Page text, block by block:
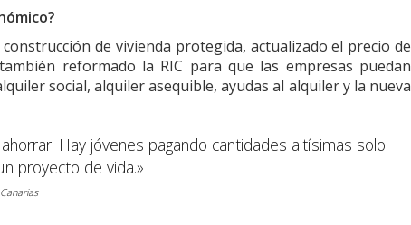
de vivienda protegida, actualizado el precio de
reformado la RIC para que las empresas puedan
social, alquiler asequible, ayudas al alquiler y la nueva
Hay jóvenes pagando cantidades altísimas solo
proyecto de vida.»